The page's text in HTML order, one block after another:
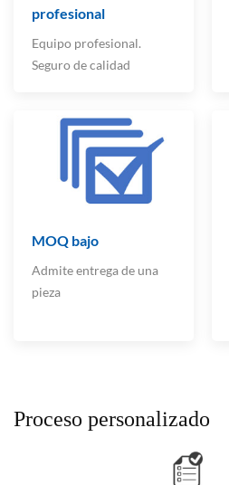
profesional
Equipo profesional.
Seguro de calidad
MOQ bajo
Admite entrega de una
pieza
Proceso personalizado